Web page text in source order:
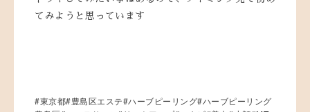
てみようと思っています
#東京都#豊島区エステ#ハーブピーリング#ハーブピーリング